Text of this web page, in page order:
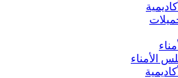
الأمناء